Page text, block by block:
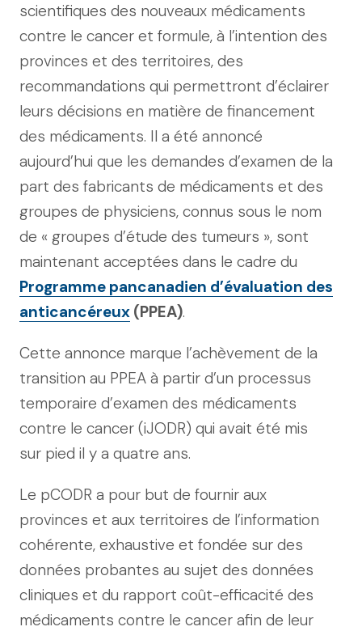
scientifiques des nouveaux médicaments
contre le cancer et formule, à l’intention des
provinces et des territoires, des
recommandations qui permettront d’éclairer
leurs décisions en matière de financement
des médicaments. Il a été annoncé
aujourd’hui que les demandes d’examen de la
part des fabricants de médicaments et des
groupes de physiciens, connus sous le nom
de « groupes d’étude des tumeurs », sont
maintenant acceptées dans le cadre du
Programme pancanadien d’évaluation des
anticancéreux (PPEA).
Cette annonce marque l’achèvement de la
transition au PPEA à partir d’un processus
temporaire d’examen des médicaments
contre le cancer (iJODR) qui avait été mis
sur pied il y a quatre ans.
Le pCODR a pour but de fournir aux
provinces et aux territoires de l’information
cohérente, exhaustive et fondée sur des
données probantes au sujet des données
cliniques et du rapport coût-efficacité des
médicaments contre le cancer afin de leur